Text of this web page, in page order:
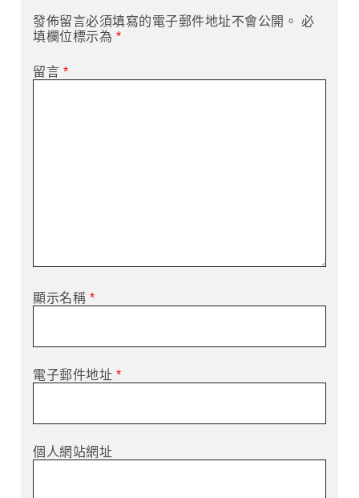
發佈留言必須填寫的電子郵件地址不會公開。 必
填欄位標示為 *
留言 *
顯示名稱 *
電子郵件地址 *
個人網站網址